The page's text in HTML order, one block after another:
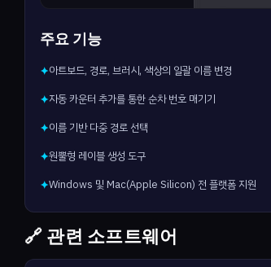
주요 기능
✦아트보드, 경로, 브러시, 색상의 일괄 이름 변경
✦자동 카운터 추가를 통한 순차 번호 매기기
✦이름 기반 다중 경로 선택
✦원뿔형 레이블 생성 도구
✦Windows 및 Mac(Apple Silicon) 전 플랫폼 지원
🔗 관련 소프트웨어